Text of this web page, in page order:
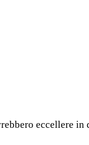
eccellere in